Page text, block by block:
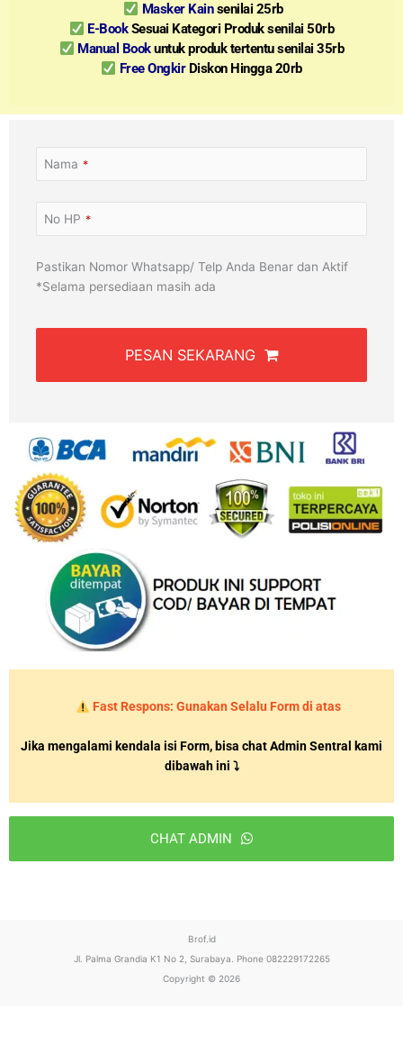
Masker Kainsenilai 25rb
E-BookSesuai Kategori Produk senilai 50rb
Manual Bookuntuk produk tertentu senilai 35rb
Free OngkirDiskon Hingga 20rb
Nama *
No HP *
Pastikan Nomor Whatsapp/ Telp Anda Benar dan Aktif
*Selama persediaan masih ada
PESAN SEKARANG
Fast Respons: Gunakan Selalu Form di atas
Jika mengalami kendala isi Form, bisa chat Admin Sentral kami
dibawah ini ⤵
CHAT ADMIN
Brof.id
Jl. Palma Grandia K1 No 2, Surabaya. Phone 082229172265
Copyright © 2026